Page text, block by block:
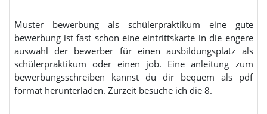
Muster bewerbung als schülerpraktikum eine gute
bewerbung ist fast schon eine eintrittskarte in die engere
auswahl der bewerber für einen ausbildungsplatz als
schülerpraktikum oder einen job. Eine anleitung zum
bewerbungsschreiben kannst du dir bequem als pdf
format herunterladen. Zurzeit besuche ich die 8.